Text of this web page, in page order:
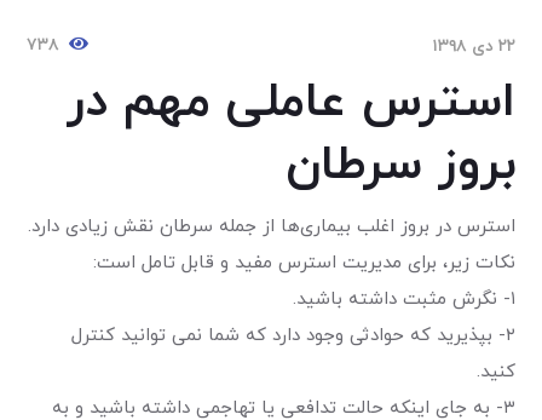
۲۲ دی ۱۳۹۸ ۷۳۸
استرس عاملی مهم در
بروز سرطان
استرس در بروز اغلب بیماری‌ها از جمله سرطان نقش زیادی دارد.
نکات زیر، برای مدیریت استرس مفید و قابل تامل است:
۱- نگرش مثبت داشته باشید.
۲- بپذیرید که حوادثی وجود دارد که شما نمی توانید کنترل
کنید.
۳- به جای اینکه حالت تدافعی یا تهاجمی داشته باشید و به